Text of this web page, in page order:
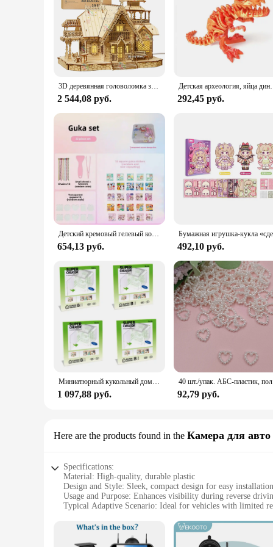
3D деревянная головоломка замок домашняя вилла DIY модель строительный комплект унисекс идеальный подарок для детей и взрослых
2 544,08 руб.
Детская археология, яйца динозавра,
292,45 руб.
Детский кремовый гелевый костюм для карточек, игрушка, материал «сделай сам», наклейки, студенческий брелок, плато, полный набор, детские принадлежности для рукоделия
654,13 руб. 492,10 руб.
Миниатюрный кукольный домик Robotime DIY с аксессуарами, комплект для магазина поставок моделей со светодиодом для сборки, приличный подарок на день рождения
1 097,88 руб. 92,79 руб.
Here are the products found in the Камера для авто
Specifications:
Material: High-quality, durable plastic
Design and Style: Sleek, compact design for easy installation
Usage and Purpose: Enhances visibility during reverse
Typical Adaptive Scenario: Ideal for vehicles with limited
Parts and Accessories: Comes with all necessary hardware
Features: